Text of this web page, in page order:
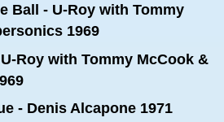
Ball - U-Roy with Tommy
1969
U-Roy with Tommy McCook &
- Denis Alcapone 1971